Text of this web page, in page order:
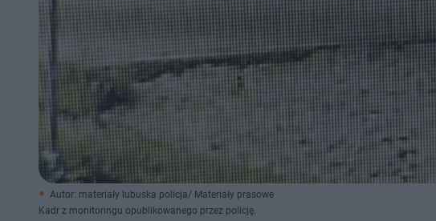
Autor: materiały lubuska policja/ Materiały prasowe
Kadr z monitoringu opublikowanego przez policję.